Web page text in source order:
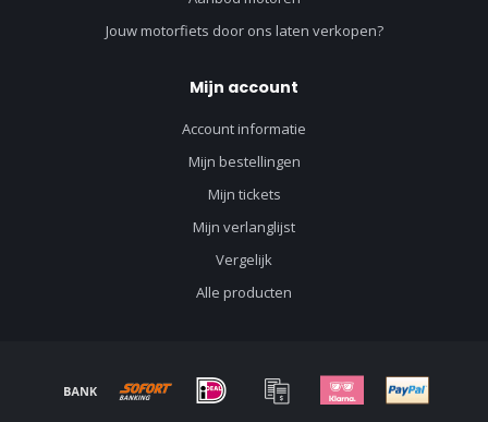
Jouw motorfiets door ons laten verkopen?
Mijn account
Account informatie
Mijn bestellingen
Mijn tickets
Mijn verlanglijst
Vergelijk
Alle producten